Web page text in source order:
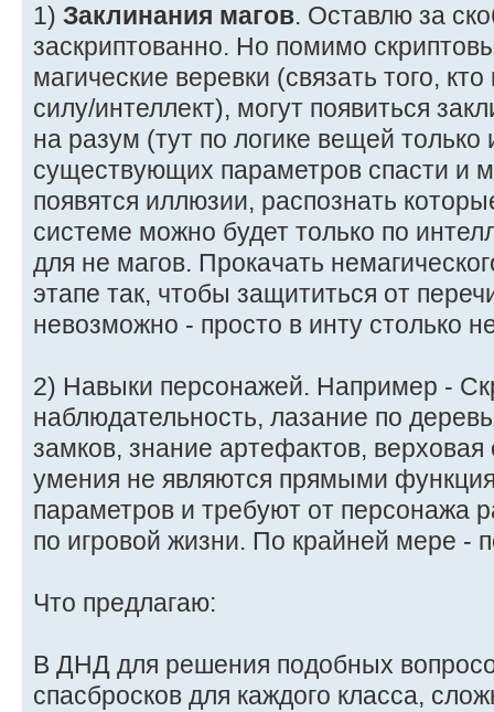
1) Заклинания магов. Оставлю за
заскриптованно. Но помимо
магические веревки (связать того,
силу/интеллект), могут появиться
на разум (тут по логике вещей только
существующих параметров спасти и
появятся иллюзии, распознать
системе можно будет только по
для не магов. Прокачать
этапе так, чтобы защититься от
невозможно - просто в инту столько
2) Навыки персонажей. Например -
наблюдательность, лазание по
замков, знание артефактов, верховая
умения не являются прямыми
параметров и требуют от персонажа
по игровой жизни. По крайней мере -
Что предлагаю:
В ДНД для решения подобных
спасбросков для каждого класса,